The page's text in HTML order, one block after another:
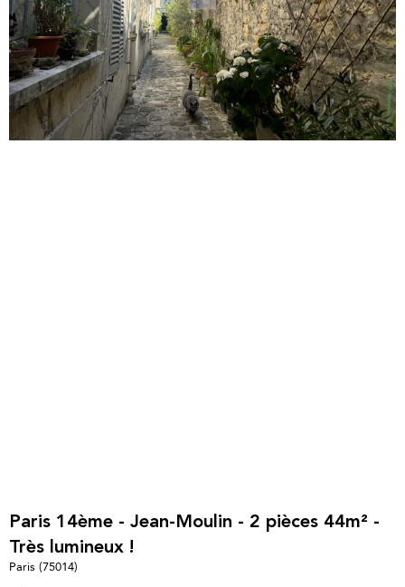
Paris 14ème - Jean-Moulin - 2 pièces 44m² -
Très lumineux !
Paris (75014)